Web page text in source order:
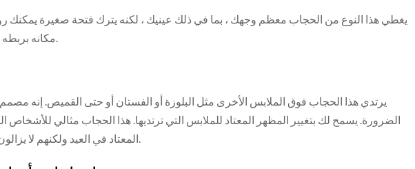
يغطي هذا النوع من الحجاب معظم وجهك ، بما في ذلك عينيك ، لكنه يترك فتحة صغيرة يمكنك
مكانه بربطه أسفل ذقنك وخلف مؤخرة عنقك.
يرتدي هذا الحجاب فوق الملابس الأخرى مثل البلوزة أو الفستان أو حتى القميص. إنه
الضرورة. يسمح لك بتغيير المظهر المعتاد للملابس التي ترتديها. هذا الحجاب مثالي للأشخاص
المعتاد في العيد ولكنهم لا يزالون يرغبون في ارتداء شيء مختلف.